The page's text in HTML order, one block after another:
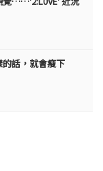
的話，就會瘦下